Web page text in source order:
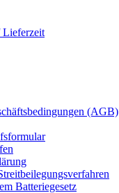
Lieferzeit
(AGB)
Batteriegesetz